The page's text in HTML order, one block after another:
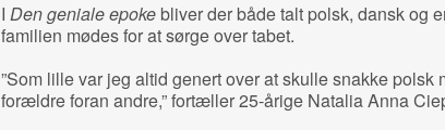
I Den geniale epoke bliver der både talt polsk, dansk og
familien mødes for at sørge over tabet.
”Som lille var jeg altid genert over at skulle snakke polsk
forældre foran andre,” fortæller 25-årige Natalia Anna